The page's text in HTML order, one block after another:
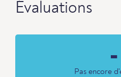
Évaluations
-
Pas encore